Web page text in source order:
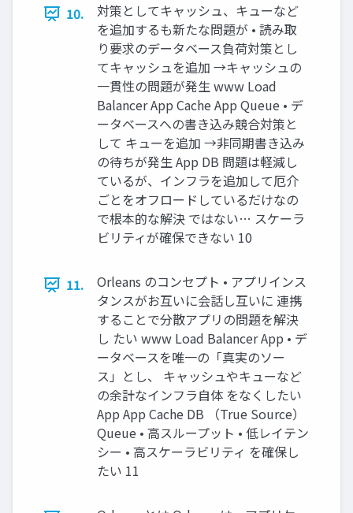
10.
対策としてキャッシュ、キューなど
を追加するも新たな問題が • 読み取
り要求のデータベース負荷対策とし
てキャッシュを追加 →キャッシュの
一貫性の問題が発生 www Load
Balancer App Cache App Queue • デ
ータベースへの書き込み競合対策と
して キューを追加 →非同期書き込み
の待ちが発生 App DB 問題は軽減し
ているが、インフラを追加して厄介
ごとをオフロードしているだけなの
で根本的な解決 ではない… スケーラ
ビリティが確保できない 10
11.
Orleans のコンセプト • アプリインス
タンスがお互いに会話し互いに 連携
することで分散アプリの問題を解決
し たい www Load Balancer App • デ
ータベースを唯一の「真実のソー
ス」とし、 キャッシュやキューなど
の余計なインフラ自体 をなくしたい
App App Cache DB （True Source）
Queue • 高スループット • 低レイテン
シー • 高スケーラビリティ を確保し
たい 11